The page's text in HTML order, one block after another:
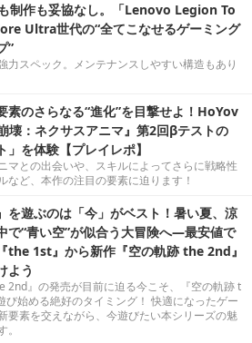
を遊ぶのは「今」がベスト！暑い夏、涼
で“青い空”が似合う大冒険へ―最安値で
the 1st』から新作『空の軌跡 the 2nd』
よう
2nd』の発売が目前に迫る今こそ、『空の軌跡 t
要素を交えながら、今遊びたい本シリーズの魅
。
からこそ、いじめたくなる。正式版リリ
ワールド』プレイヤーに訊く“キュートア
る新たなパルもいじめたくなる！
ーレイル』爻光とUGREENのコラボは
BOX」が超豪華！全6商品に使える5％オ
コスプレイヤー撮影会など、盛りだくさ
は超豪華！コラボ4商品や限定でグッズも